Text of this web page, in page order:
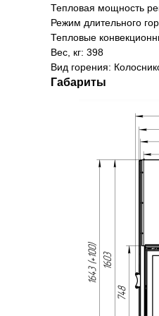
Тепловая мощность
Режим длительного
Тепловые
Вес, кг: 398
Вид горения:
Габариты